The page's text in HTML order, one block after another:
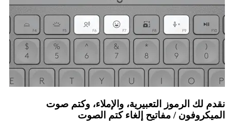
نقدم لك الرموز التعبيرية، والإملاء، وكتم صوت
الميكروفون / مفاتيح إلغاء كتم الصوت